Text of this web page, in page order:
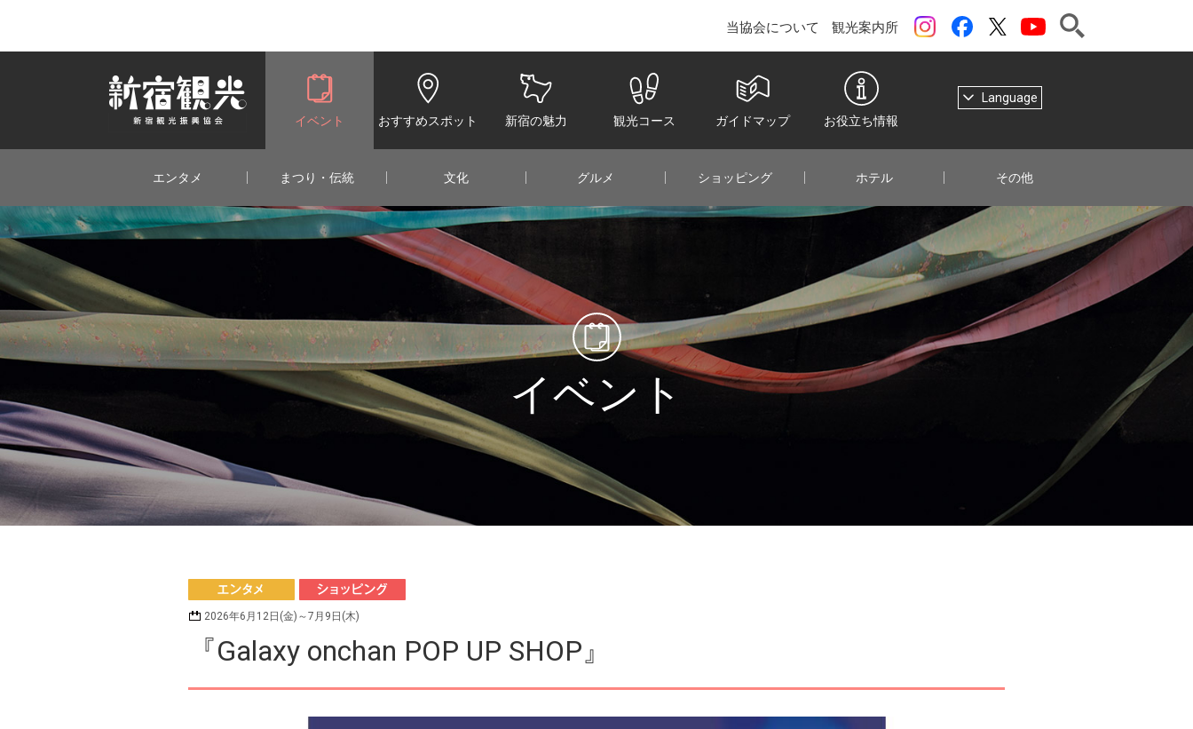
YouTubeチャンネル
ツイッター
Facebook
instagram
観光案内所
当協会について
一般社団法人 新宿観光振興協会 Shinjuku Convention & Visitors Bureau
イベント おすすめスポット 新宿の魅力 観光コース ガイドマップ お役立ち情報
Language
エンタメ まつり・伝統 文化 グルメ ショッピング ホテル その他
イベント
ンタメ
ョッピング
2026年6月12日(金)～7月9日(木)
『Galaxy onchan POP UP SHOP』